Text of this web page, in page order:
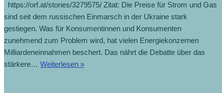
https://orf.at/stories/3279575/ Zitat: Die Preise für Strom und Gas
sind seit dem russischen Einmarsch in der Ukraine stark
gestiegen. Was für Konsumentinnen und Konsumenten
zunehmend zum Problem wird, hat vielen Energiekonzernen
Milliardeneinnahmen beschert. Das nährt die Debatte über das
stärkere… Weiterlesen »